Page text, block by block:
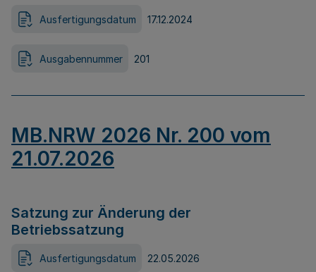
Ausfertigungsdatum 17.12.2024
Ausgabennummer 201
MB.NRW 2026 Nr. 200 vom
21.07.2026
Satzung zur Änderung der
Betriebssatzung
Ausfertigungsdatum 22.05.2026